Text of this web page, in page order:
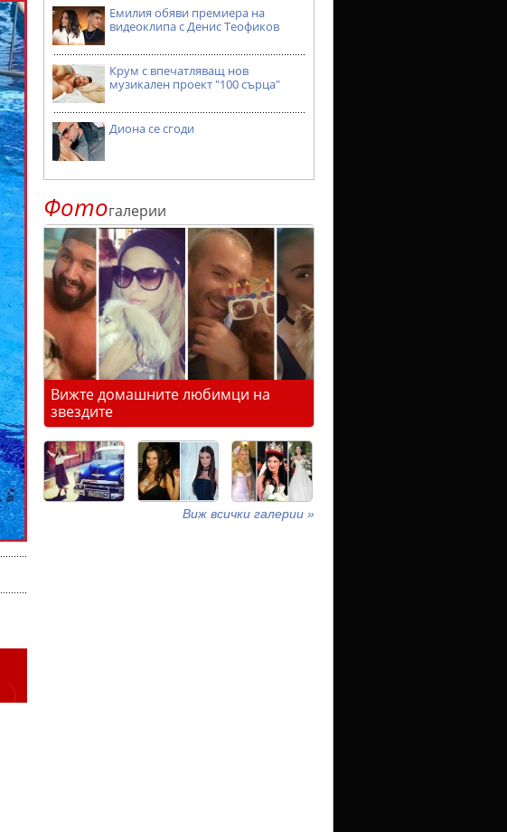
Емилия обяви премиера на
видеоклипа с Денис Теофиков
Крум с впечатляващ нов
музикален проект "100 сърца"
Диона се сгоди
Фотогалерии
Вижте домашните любимци на
звездите
Виж всички галерии »